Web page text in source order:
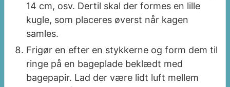
14 cm, osv. Dertil skal der formes en lille
kugle, som placeres øverst når kagen
samles.
Frigør en efter en stykkerne og form dem til
ringe på en bageplade beklædt med
bagepapir. Lad der være lidt luft mellem